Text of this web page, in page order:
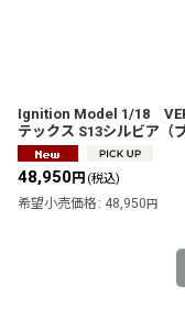
Ignition Model 1/18
テックス S13シルビア（
48,950円 (税込)
希望小売価格 : 48,950 円